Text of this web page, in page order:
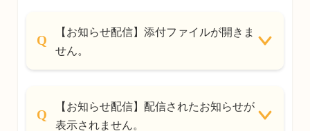
【お知らせ配信】添付ファイルが開きま
せん。
【お知らせ配信】配信されたお知らせが
表示されません。